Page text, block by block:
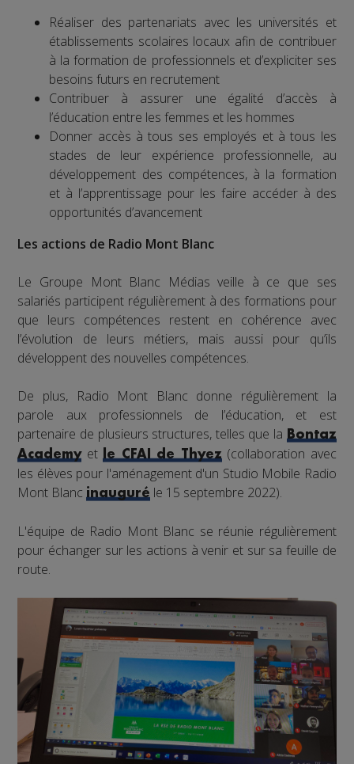
Réaliser des partenariats avec les universités et
établissements scolaires locaux afin de contribuer
à la formation de professionnels et d’expliciter ses
besoins futurs en recrutement
Contribuer à assurer une égalité d’accès à
l’éducation entre les femmes et les hommes
Donner accès à tous ses employés et à tous les
stades de leur expérience professionnelle, au
développement des compétences, à la formation
et à l’apprentissage pour les faire accéder à des
opportunités d’avancement
Les actions de Radio Mont Blanc
Le Groupe Mont Blanc Médias veille à ce que ses
salariés participent régulièrement à des formations pour
que leurs compétences restent en cohérence avec
l’évolution de leurs métiers, mais aussi pour qu’ils
développent des nouvelles compétences.
De plus, Radio Mont Blanc donne régulièrement la
parole aux professionnels de l’éducation, et est
partenaire de plusieurs structures, telles que la
Bontaz
Academyet le CFAI de Thyez(collaboration avec
les élèves pour l'aménagement d'un Studio Mobile Radio
Mont Blancinauguré le 15 septembre 2022).
L'équipe de Radio Mont Blanc se réunie régulièrement
pour échanger sur les actions à venir et sur sa feuille de
route.